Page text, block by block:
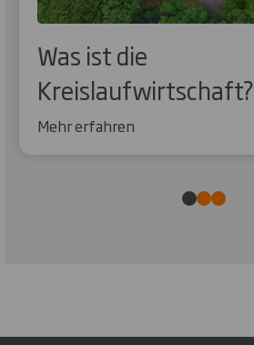
Was ist die
Kreislaufwirtschaft?
Mehr erfahren